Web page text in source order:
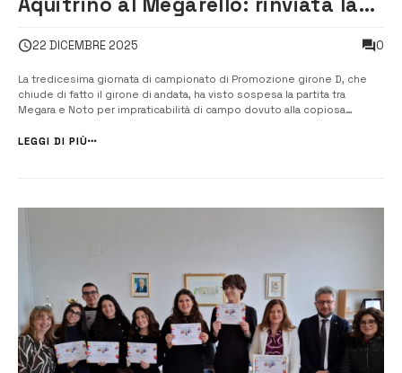
22 DICEMBRE 2025 0
La tredicesima giornata di campionato di Promozione girone D, che
chiude di fatto il girone di andata, ha visto sospesa la partita tra
Megara e Noto per impraticabilità di campo dovuto alla copiosa
siracusane si è registrata la vittoria casalinga del Priolo contro l’Akragas
LEGGI DI PIÙ